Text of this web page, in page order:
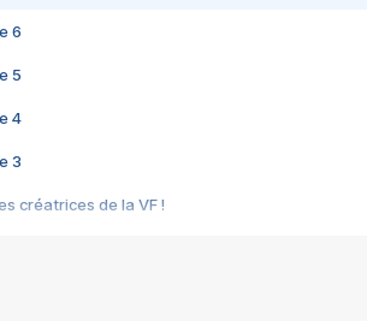
6
5
4
3
créatrices de la VF !